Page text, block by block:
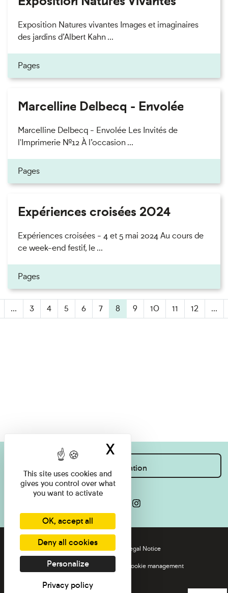
Exposition Natures vivantes Images et imaginaires
des jardins d’Albert Kahn ...
Pages
Marcelline Delbecq - Envolée
Marcelline Delbecq - Envolée Les Invités de
l'Imprimerie n°12 À l’occasion ...
Pages
Expériences croisées 2024
Expériences croisées - 4 et 5 mai 2024 Au cours de
ce week-end festif, le ...
Pages
... 3 4 5 6 7 8 (active)
9 10 11 12 ...
I want information
Press Legal Notice
Cookie management
This site uses cookies and
gives you control over what
you want to activate
OK, accept all
Deny all cookies
Personalize
Privacy policy
X Hide cookie